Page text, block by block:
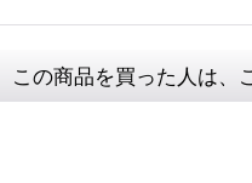
この商品を買った人は、